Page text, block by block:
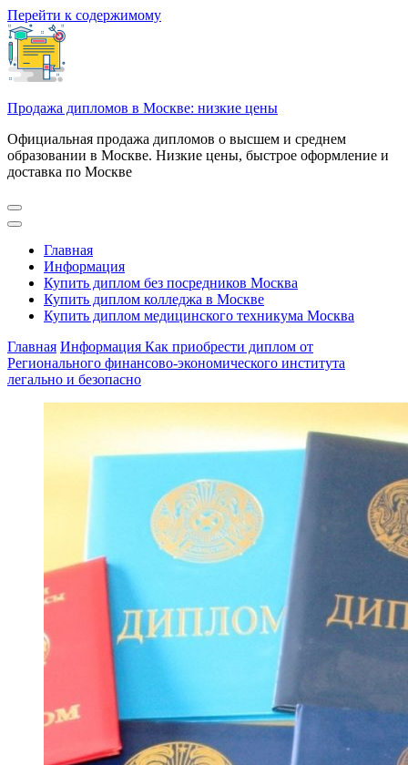
Перейти к содержимому
Продажа дипломов в Москве: низкие цены
Официальная продажа дипломов о высшем и среднем
образовании в Москве. Низкие цены, быстрое оформление и
доставка по Москве
Главная
Информация
Купить диплом без посредников Москва
Купить диплом колледжа в Москве
Купить диплом медицинского техникума Москва
Главная Информация Как приобрести диплом от
Регионального финансово-экономического института
легально и безопасно